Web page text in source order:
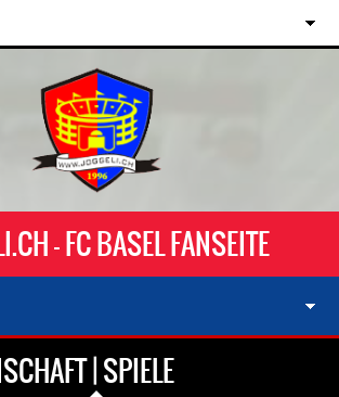
- FC BASEL FANSEITE
| SPIELE